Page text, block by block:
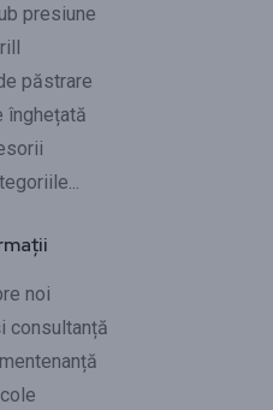
presiune
păstrare
înghețată
noi
consultanță